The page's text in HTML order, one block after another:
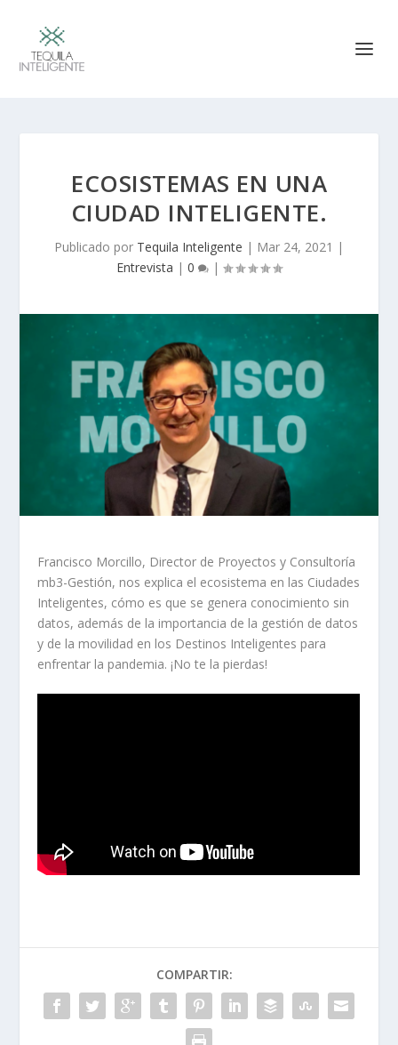
ECOSISTEMAS EN UNA
CIUDAD INTELIGENTE.
Publicado por Tequila Inteligente | Mar 24, 2021 |
Entrevista | 0 |
Francisco Morcillo, Director de Proyectos y Consultoría
mb3-Gestión, nos explica el ecosistema en las Ciudades
Inteligentes, cómo es que se genera conocimiento sin
datos, además de la importancia de la gestión de datos
y de la movilidad en los Destinos Inteligentes para
enfrentar la pandemia. ¡No te la pierdas!
COMPARTIR: